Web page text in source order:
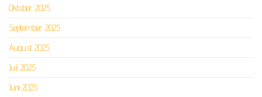
Oktober 2025
September 2025
August 2025
Juli 2025
Juni 2025